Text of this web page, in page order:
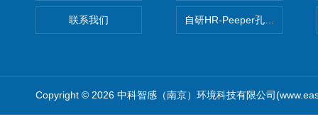
联系我们 自研HR-Peeper孔隙水采样器
Copyright © 2026 中科智感（南京）环境科技有限公司